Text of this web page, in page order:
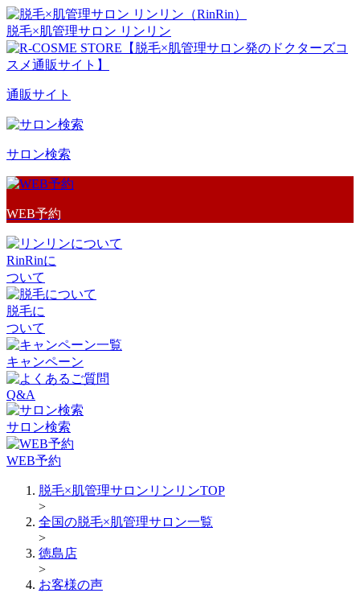
脱毛×肌管理サロン リンリン
通販サイト
サロン検索
WEB予約
RinRinに
ついて
脱毛に
ついて
キャンペーン
Q&A
サロン検索
WEB予約
脱毛×肌管理サロンリンリンTOP
>
全国の脱毛×肌管理サロン一覧
>
徳島店
>
お客様の声